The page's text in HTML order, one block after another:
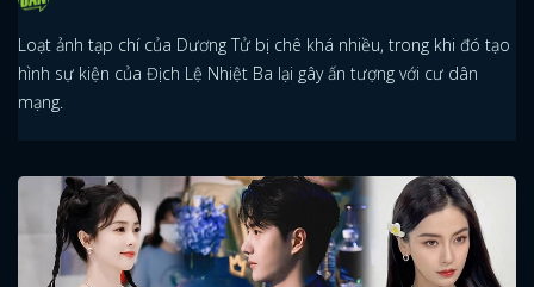
Loạt ảnh tạp chí của Dương Tử bị chê khá nhiều, trong khi đó tạo
hình sự kiện của Địch Lệ Nhiệt Ba lại gây ấn tượng với cư dân
mạng.